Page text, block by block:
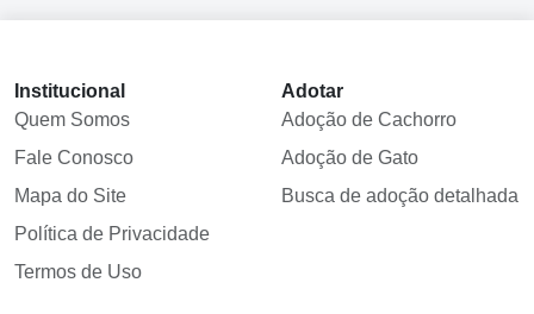
Institucional
Quem Somos
Fale Conosco
Mapa do Site
Política de Privacidade
Termos de Uso
Adotar
Adoção de Cachorro
Adoção de Gato
Busca de adoção detalhada